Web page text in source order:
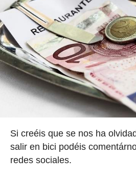
Si creéis que se nos ha
salir en bici podéis
redes sociales.